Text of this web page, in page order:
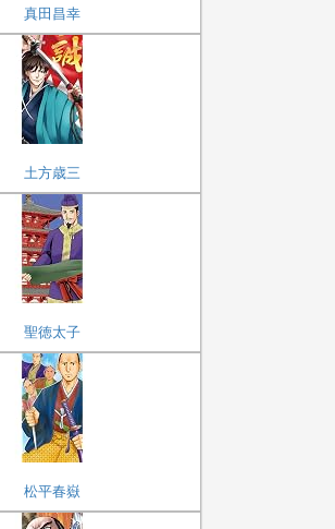
真田昌幸
土方歳三
聖徳太子
松平春嶽